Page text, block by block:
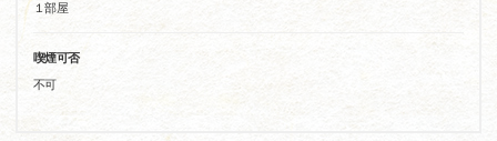
１部屋
喫煙可否
不可